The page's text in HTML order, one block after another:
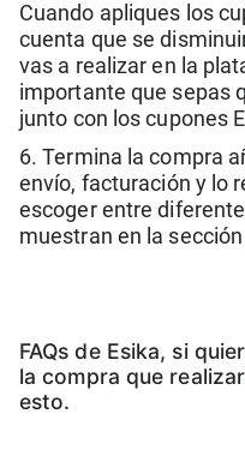
Cuando apliques los
cuenta que se
vas a realizar en la
importante que sepas
junto con los cupones
6. Termina la compra
envío, facturación y lo
escoger entre
muestran en la
FAQs de Esika, si
la compra que
esto.